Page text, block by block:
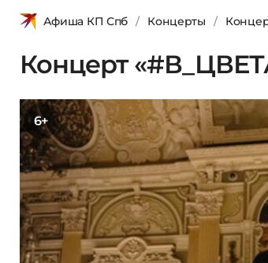
Афиша КП Спб Концерты
Концерт
6+